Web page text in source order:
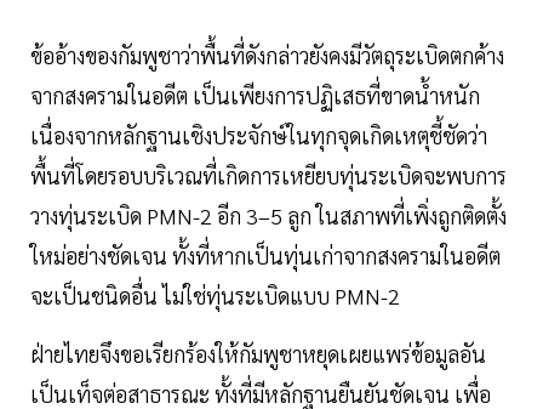
ข้ออ้างของกัมพูชาว่าพื้นที่ดังกล่าวยังคงมีวัตถุระเบิดตกค้าง
จากสงครามในอดีต เป็นเพียงการปฏิเสธที่ขาดน้ำหนัก
เนื่องจากหลักฐานเชิงประจักษ์ในทุกจุดเกิดเหตุชี้ชัดว่า
พื้นที่โดยรอบบริเวณที่เกิดการเหยียบทุ่นระเบิดจะพบการ
วางทุ่นระเบิด PMN-2 อีก 3–5 ลูก ในสภาพที่เพิ่งถูกติดตั้ง
ใหม่อย่างชัดเจน ทั้งที่หากเป็นทุ่นเก่าจากสงครามในอดีต
จะเป็นชนิดอื่น ไม่ใช่ทุ่นระเบิดแบบ PMN-2
ฝ่ายไทยจึงขอเรียกร้องให้กัมพูชาหยุดเผยแพร่ข้อมูลอัน
เป็นเท็จต่อสาธารณะ ทั้งที่มีหลักฐานยืนยันชัดเจน เพื่อ